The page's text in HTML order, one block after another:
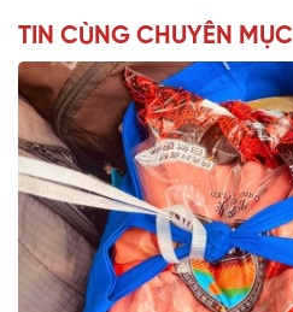
TIN CÙNG CHUYÊN MỤC